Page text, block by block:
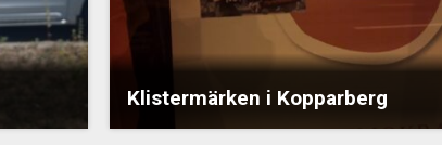
Klistermärken i Kopparberg